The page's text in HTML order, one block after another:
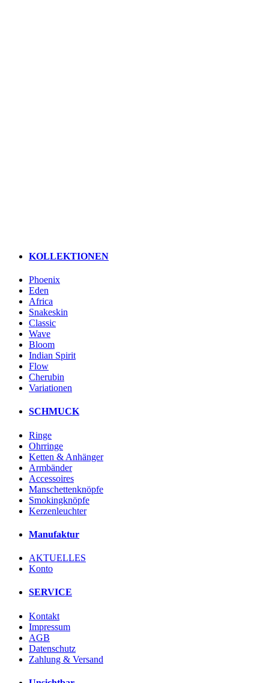
KOLLEKTIONEN
Phoenix
Eden
Africa
Snakeskin
Classic
Wave
Bloom
Indian Spirit
Flow
Cherubin
Variationen
SCHMUCK
Ringe
Ohrringe
Ketten & Anhänger
Armbänder
Accessoires
Manschettenknöpfe
Smokingknöpfe
Kerzenleuchter
Manufaktur
AKTUELLES
Konto
SERVICE
Kontakt
Impressum
AGB
Datenschutz
Zahlung & Versand